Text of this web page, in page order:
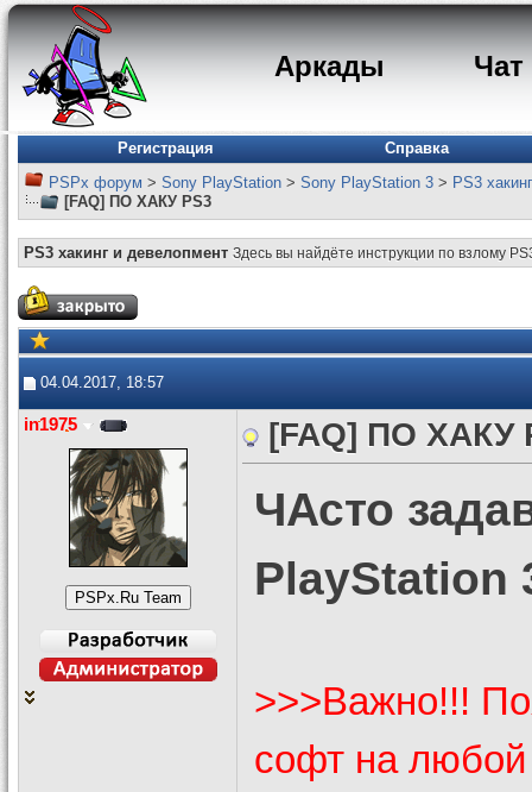
Аркады Чат
Регистрация
Справка
PSPx форум > Sony PlayStation > Sony PlayStation 3 > PS3
[FAQ] ПО ХАКУ PS3
PS3 хакинг и девелопмент Здесь вы найдёте инструкции по взлому
04.04.2017, 18:57
in1975 [FAQ] ПО ХАКУ
ЧАсто
PlayStation
>>>Важно!!!
софт на